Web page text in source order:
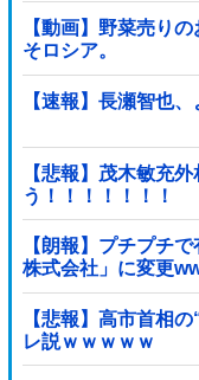
【動画】野菜売り
そロシア。
【速報】長瀬智也
【悲報】茂木敏充
う！！！！！！！
【朗報】プチプチ
株式会社」に変更
【悲報】高市首相
レ説ｗｗｗｗｗ